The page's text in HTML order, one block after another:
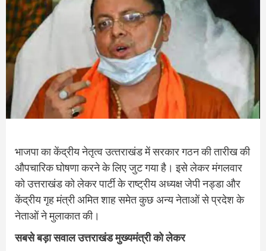
भाजपा का केंद्रीय नेतृत्व उत्‍तराखंड में सरकार गठन की तारीख की
औपचारिक घोषणा करने के लिए जुट गया है। इसे लेकर मंगलवार
को उत्तराखंड को लेकर पार्टी के राष्ट्रीय अध्यक्ष जेपी नड्डा और
केंद्रीय गृह मंत्री अमित शाह समेत कुछ अन्य नेताओं से प्रदेश के
नेताओं ने मुलाकात की।
सबसे बड़ा सवाल उत्तराखंड मुख्यमंत्री को लेकर